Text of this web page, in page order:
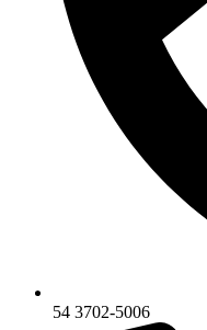
54 3702-5006